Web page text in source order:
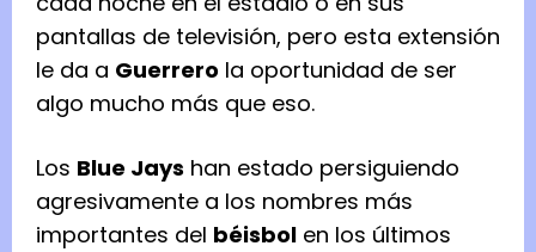
pantallas de televisión, pero esta extensión
le da a Guerrero la oportunidad de ser
algo mucho más que eso.
Los Blue Jays han estado persiguiendo
agresivamente a los nombres más
importantes del béisbol en los últimos